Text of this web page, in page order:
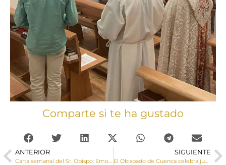
Comparte si te ha gustado
ANTERIOR SIGUIENTE
El Obispado de Cuenca celebra junto al presbiterio diocesano la festividad de San Juan de Ávila en Villaescusa de Haro